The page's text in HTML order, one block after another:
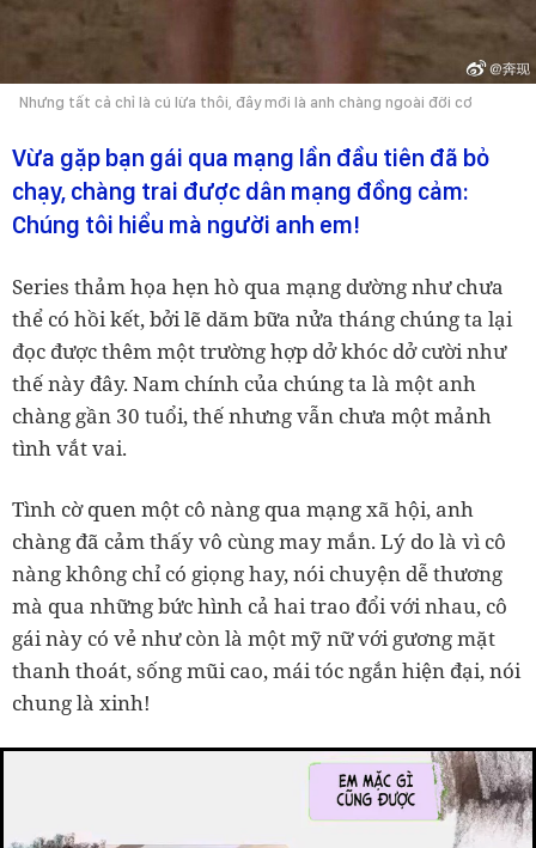
Nhưng tất cả chỉ là cú lừa thôi, đây mới là anh chàng ngoài đời cơ
Vừa gặp bạn gái qua mạng lần đầu tiên đã bỏ
chạy, chàng trai được dân mạng đồng cảm:
Chúng tôi hiểu mà người anh em!
Series thảm họa hẹn hò qua mạng dường như chưa
thể có hồi kết, bởi lẽ dăm bữa nửa tháng chúng ta lại
đọc được thêm một trường hợp dở khóc dở cười như
thế này đây. Nam chính của chúng ta là một anh
chàng gần 30 tuổi, thế nhưng vẫn chưa một mảnh
tình vắt vai.
Tình cờ quen một cô nàng qua mạng xã hội, anh
chàng đã cảm thấy vô cùng may mắn. Lý do là vì cô
nàng không chỉ có giọng hay, nói chuyện dễ thương
mà qua những bức hình cả hai trao đổi với nhau, cô
gái này có vẻ như còn là một mỹ nữ với gương mặt
thanh thoát, sống mũi cao, mái tóc ngắn hiện đại, nói
chung là xinh!